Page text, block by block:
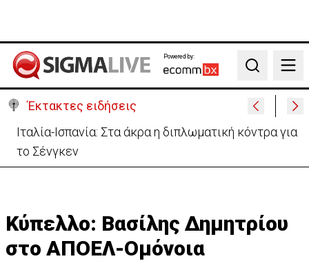
Powered by:
Search
Έκτακτες ειδήσεις
Υψηλές οι θερμοκρασίες με αυξημένη υγρασία
-«Στα παράλια είναι δύσκολα»
Κύπελλο: Βασίλης Δημητρίου
στο ΑΠΟΕΛ-Ομόνοια